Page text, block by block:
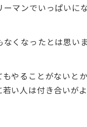
マンでいっぱいに
くなったとは思い
やることがないと
い人は付き合いが